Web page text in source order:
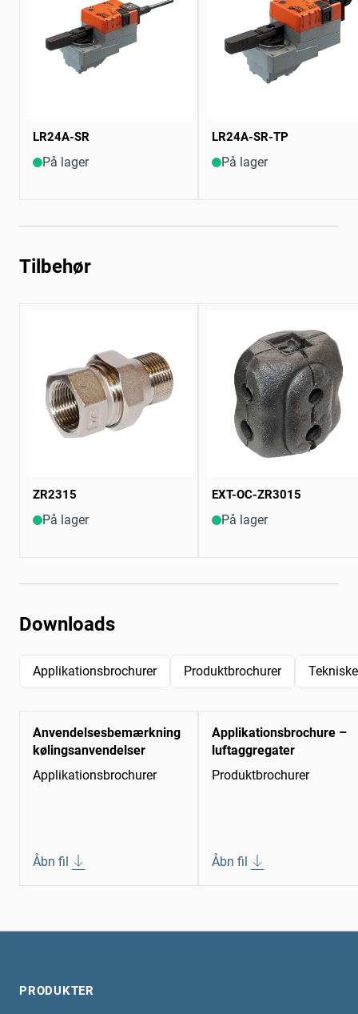
LR24A-SR
På lager
LR24A-SR-TP
På lager
Tilbehør
ZR2315
På lager
EXT-OC-ZR3015
På lager
Downloads
Applikationsbrochurer Produktbrochurer
Anvendelsesbemærkning
kølingsanvendelser
Applikationsbrochurer
Åbn fil
Applikationsbrochure –
luftaggregater
Produktbrochurer
Åbn fil
PRODUKTER